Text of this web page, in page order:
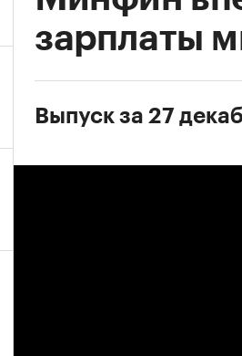
зарплаты
Выпуск за 27